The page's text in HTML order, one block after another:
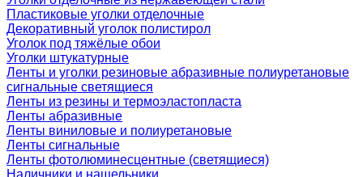
Пластиковые уголки отделочные
Декоративный уголок полистирол
Уголок под тяжёлые обои
Уголки штукатурные
Ленты и уголки резиновые абразивные полиуретановые
сигнальные светящиеся
Ленты из резины и термоэластопласта
Ленты абразивные
Ленты виниловые и полиуретановые
Ленты сигнальные
Ленты фотолюминесцентные (светящиеся)
Наличники и нащельники